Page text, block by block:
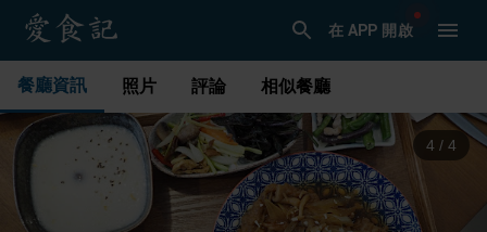
在 APP 開啟
餐廳資訊 照片 評論 相似餐廳
1 / 4